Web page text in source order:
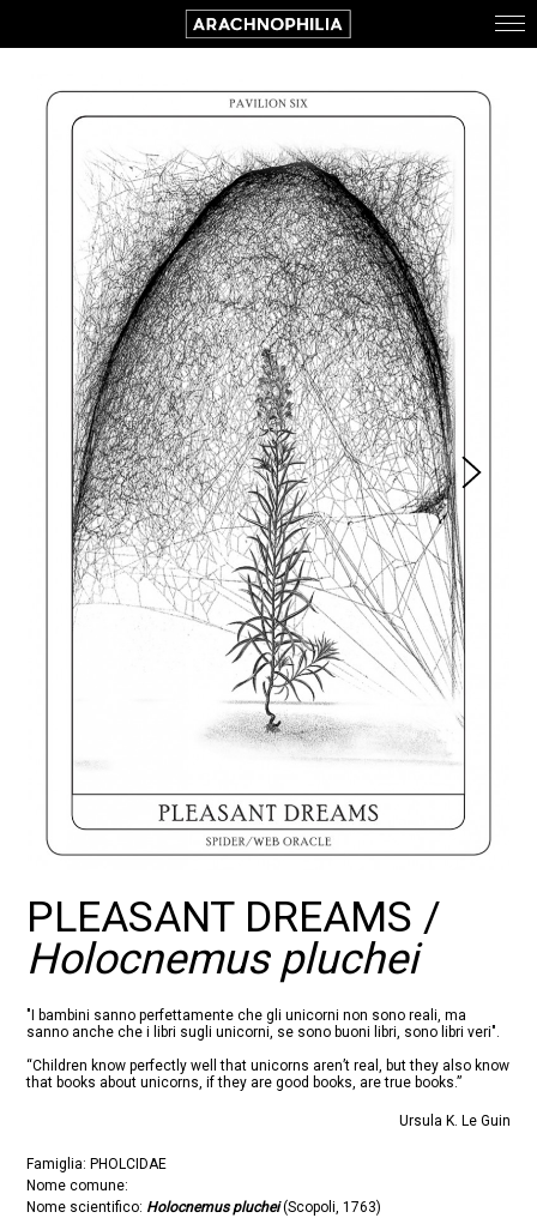
PLEASANT DREAMS /
Holocnemus pluchei
"I bambini sanno perfettamente che gli unicorni non sono reali, ma
sanno anche che i libri sugli unicorni, se sono buoni libri, sono libri veri".
“Children know perfectly well that unicorns aren’t real, but they also know
that books about unicorns, if they are good books, are true books.”
Ursula K. Le Guin
Famiglia: PHOLCIDAE
Nome comune:
Nome scientifico: Holocnemus pluchei(Scopoli, 1763)